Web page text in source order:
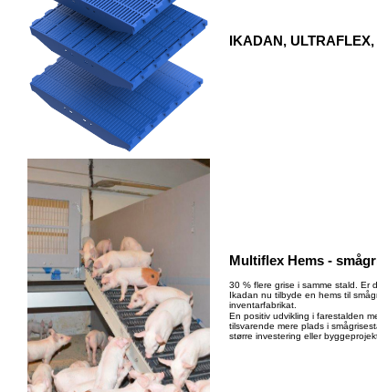
IKADAN,
Multiflex Hems -
30 % flere grise i samme stald. Er
Ikadan nu tilbyde en hems til
inventarfabrikat.
En positiv udvikling i farestalden
tilsvarende mere plads i
større investering eller